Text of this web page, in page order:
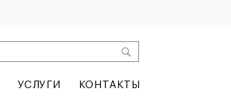
УСЛУГИ КОНТАКТЫ